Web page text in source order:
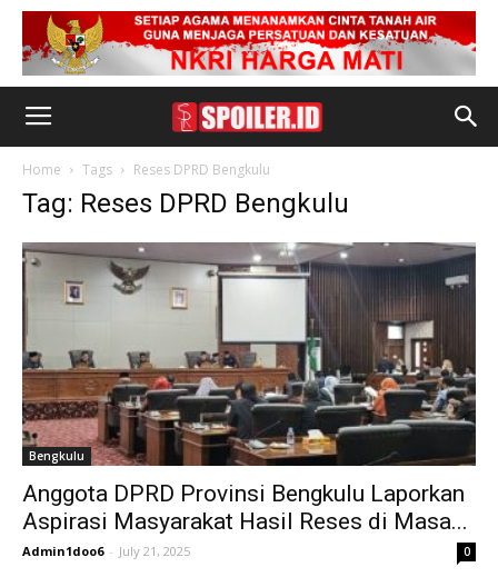
Home Tags Reses DPRD Bengkulu
Tag: Reses DPRD Bengkulu
Bengkulu
Anggota DPRD Provinsi Bengkulu Laporkan
Aspirasi Masyarakat Hasil Reses di Masa...
Admin1doo6 - July 21, 2025 0